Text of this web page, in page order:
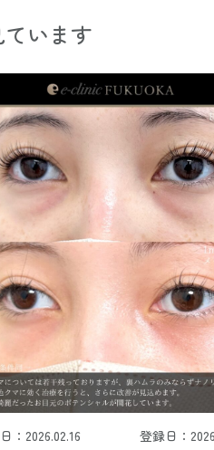
います
：2026.02.16 登録日：